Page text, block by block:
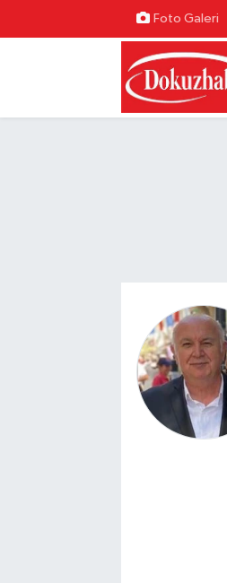
Foto Galeri
Hava Durumu
Trafik Durumu